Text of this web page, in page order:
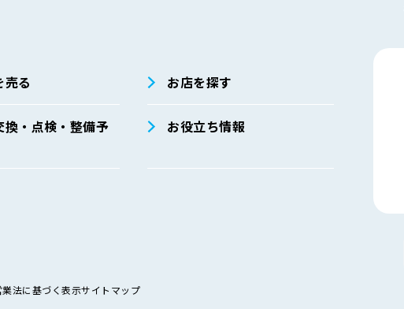
売る お店を探す
換・点検・整備予 お役立ち情報
業法に基づく表示サイトマップ